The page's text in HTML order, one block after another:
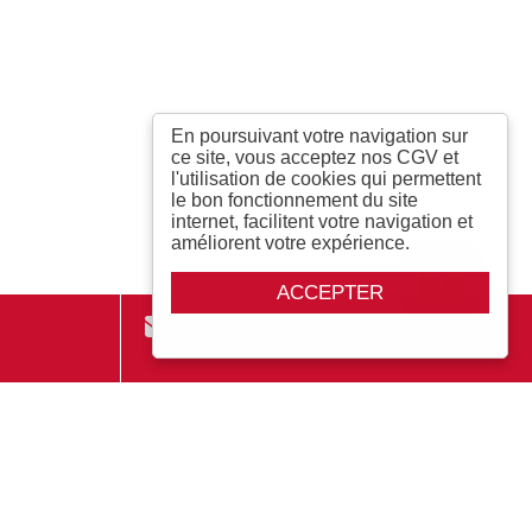
ACCEPTER
En poursuivant votre navigation sur
ce site, vous acceptez nos CGV et
l'utilisation de cookies qui permettent
le bon fonctionnement du site
internet, facilitent votre navigation et
améliorent votre expérience.